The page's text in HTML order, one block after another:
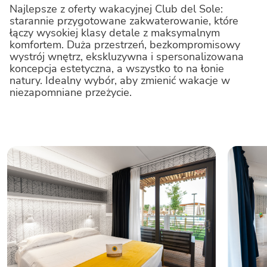
Rivaverde Easy Camping Village
Marina Romea Easy Camping Village
Spina Family Collection
Val di Fiemme Easy Camping Village
Caldonazzo Family Collection
Najlepsze z oferty wakacyjnej Club del Sole:
starannie przygotowane zakwaterowanie, które
łączy wysokiej klasy detale z maksymalnym
komfortem. Duża przestrzeń, bezkompromisowy
wystrój wnętrz, ekskluzywna i spersonalizowana
koncepcja estetyczna, a wszystko to na łonie
natury. Idealny wybór, aby zmienić wakacje w
niezapomniane przeżycie.